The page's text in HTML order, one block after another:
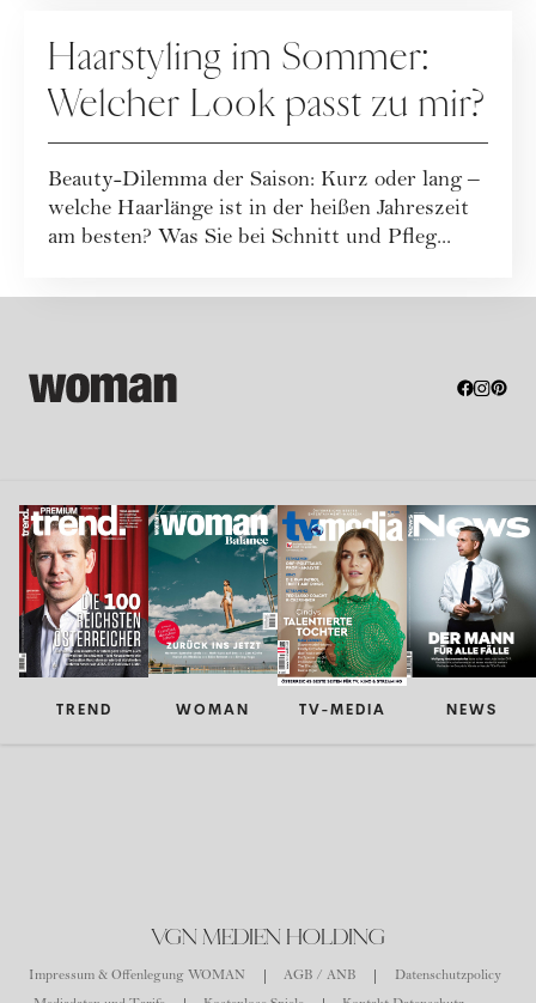
Haarstyling im Sommer:
Welcher Look passt zu mir?
Beauty-Dilemma der Saison: Kurz oder lang –
welche Haarlänge ist in der heißen Jahreszeit
am besten? Was Sie bei Schnitt und Pfleg...
TREND WOMAN TV-MEDIA NEWS
VGN MEDIEN HOLDING
Impressum & Offenlegung WOMAN AGB / ANB
Datenschutzpolicy